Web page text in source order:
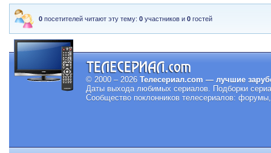
0 посетителей читают эту тему:0 участников и0 гостей
© 2000 – 2026 Телесериал.com — лучшие
Даты выхода любимых сериалов. Подборки
Сообщество поклонников телесериалов: